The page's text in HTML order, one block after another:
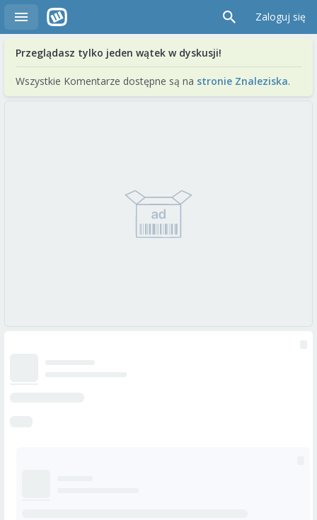
Zaloguj się
Przeglądasz tylko jeden wątek w dyskusji!
Wszystkie Komentarze dostępne są na stronie Znaleziska.